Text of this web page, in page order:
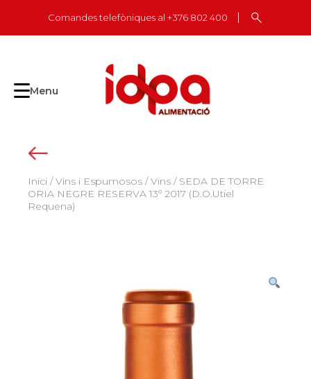
content
Comandes telefòniques al +376 802 400
Menu
Inici /Vins i Espumosos /Vins / SEDA DE TORRE
ORIA NEGRE RESERVA 13º 2017 (D.O.Utiel
Requena)